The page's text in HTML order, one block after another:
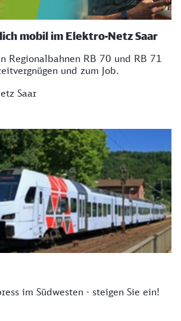
mobil im Elektro-Netz Saar
Regionalbahnen RB 70 und RB 71
und zum Job.
Saar
im Südwesten - steigen Sie ein!